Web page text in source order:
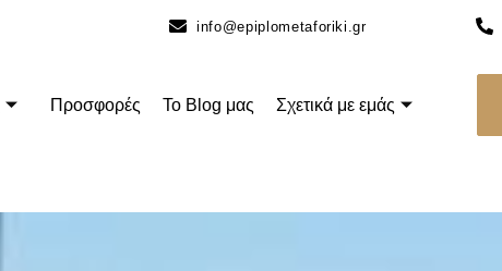
info@epiplometaforiki.gr
Προσφορές Το Blog μας Σχετικά με εμάς